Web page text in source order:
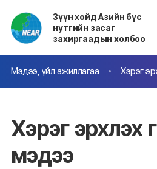
Зүүн хойд Азийн бүс
нутгийн засаг
захиргаадын холбоо
Мэдээ, үйл ажиллагаа Хэрэг
Хэрэг эрхлэх
мэдээ